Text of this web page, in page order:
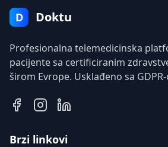
D Doktu
Profesionalna telemedicinska
pacijente sa certificiranim
širom Evrope. Usklađeno sa
Brzi linkovi